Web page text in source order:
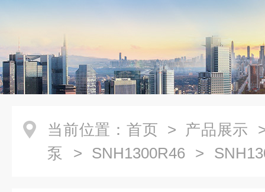
当前位置： 首页 > 产品展示
泵 > SNH1300R46 >